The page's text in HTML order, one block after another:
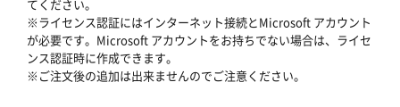
てください。
※ライセンス認証にはインターネット接続とMicrosoft アカウント
が必要です。Microsoft アカウントをお持ちでない場合は、ライセ
ンス認証時に作成できます。
※ご注文後の追加は出来ませんのでご注意ください。